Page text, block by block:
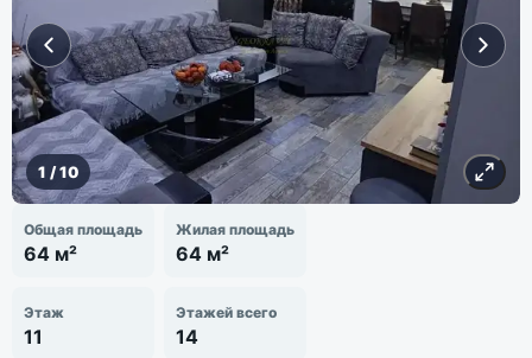
1 /10
Общая площадь
64 м²
Жилая площадь
64 м²
Этаж
11
Этажей всего
14